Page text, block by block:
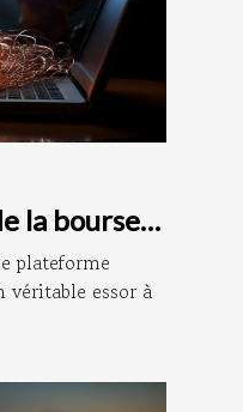
la bourse
plateforme
véritable essor à